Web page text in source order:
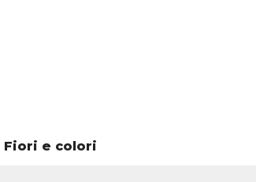
Fiori e colori